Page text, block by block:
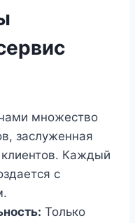
множество
заслуженная
Каждый
с
Только